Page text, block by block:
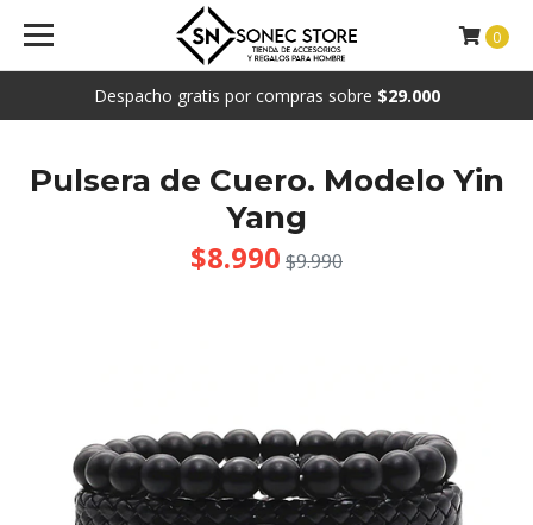
Despacho gratis por compras sobre $29.000
0
Pulsera de Cuero. Modelo Yin
Yang
$8.990 $9.990